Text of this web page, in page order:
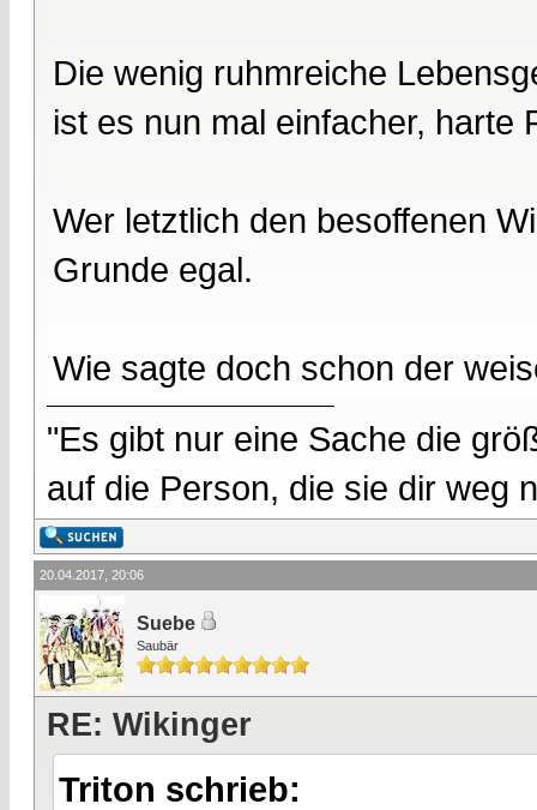
Die wenig ruhmreiche
ist es nun mal einfacher, harte
Wer letztlich den besoffenen
Grunde egal.
Wie sagte doch schon der
"Es gibt nur eine Sache die
auf die Person, die sie dir weg
20.04.2017, 20:06
Suebe
Saubär
RE: Wikinger
Triton schrieb: